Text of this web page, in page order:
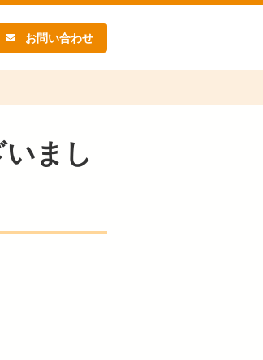
お問い合わせ
まし